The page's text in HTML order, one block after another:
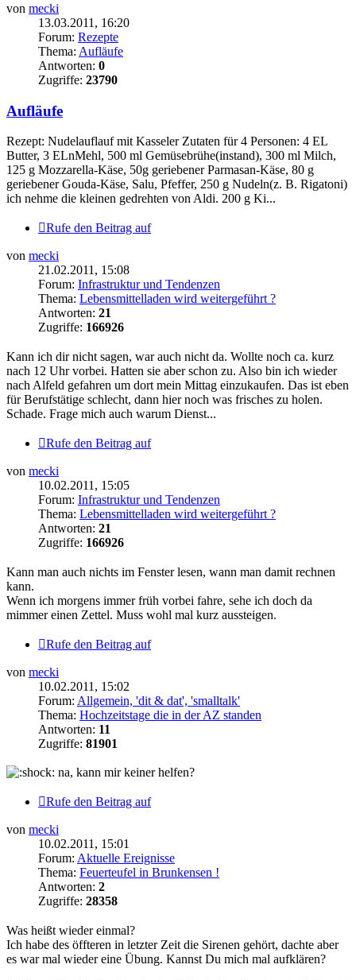
von mecki
13.03.2011, 16:20
Forum: Rezepte
Thema: Aufläufe
Antworten: 0
Zugriffe: 23790
Aufläufe
Rezept: Nudelauflauf mit Kasseler Zutaten für 4 Personen: 4 EL
Butter, 3 ELnMehl, 500 ml Gemüsebrühe(instand), 300 ml Milch,
125 g Mozzarella-Käse, 50g geriebener Parmasan-Käse, 80 g
geriebener Gouda-Käse, Salu, Pfeffer, 250 g Nudeln(z. B. Rigatoni)
ich nehme die kleinen gedrehten von Aldi. 200 g Ki...
Rufe den Beitrag auf
von mecki
21.02.2011, 15:08
Forum: Infrastruktur und Tendenzen
Thema: Lebensmittelladen wird weitergeführt ?
Antworten: 21
Zugriffe: 166926
Kann ich dir nicht sagen, war auch nicht da. Wollte noch ca. kurz
nach 12 Uhr vorbei. Hatten sie aber schon zu. Also bin ich wieder
nach Alfeld gefahren um dort mein Mittag einzukaufen. Das ist eben
für Berufstätige schlecht, dann hier noch was frisches zu holen.
Schade. Frage mich auch warum Dienst...
Rufe den Beitrag auf
von mecki
10.02.2011, 15:05
Forum: Infrastruktur und Tendenzen
Thema: Lebensmittelladen wird weitergeführt ?
Antworten: 21
Zugriffe: 166926
Kann man auch nichts im Fenster lesen, wann man damit rechnen
kann.
Wenn ich morgens immer früh vorbei fahre, sehe ich doch da
mimmer einen Zettel. Muss wohl mal kurz aussteigen.
Rufe den Beitrag auf
von mecki
10.02.2011, 15:02
Forum: Allgemein, 'dit & dat', 'smalltalk'
Thema: Hochzeitstage die in der AZ standen
Antworten: 11
Zugriffe: 81901
na, kann mir keiner helfen?
Rufe den Beitrag auf
von mecki
10.02.2011, 15:01
Forum: Aktuelle Ereignisse
Thema: Feuerteufel in Brunkensen !
Antworten: 2
Zugriffe: 28358
Was heißt wieder einmal?
Ich habe des öffteren in letzter Zeit die Sirenen gehört, dachte aber
es war mal wieder eine Übung. Kannst Du mich mal aufklären?